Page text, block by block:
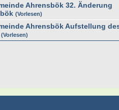
Ahrensbök 32. Änderung
Vorlesen
Ahrensbök Aufstellung
Vorlesen